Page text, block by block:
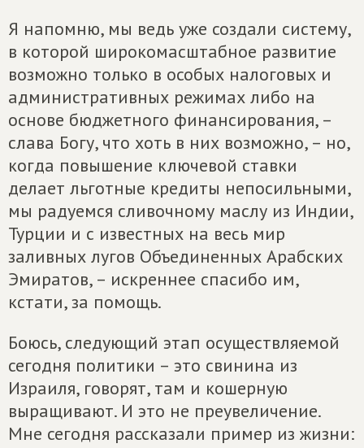
Я напомню, мы ведь уже создали систему,
в которой широкомасштабное развитие
возможно только в особых налоговых и
административных режимах либо на
основе бюджетного финансирования, –
слава Богу, что хоть в них возможно, – но,
когда повышение ключевой ставки
делает льготные кредиты непосильными,
мы радуемся сливочному маслу из Индии,
Турции и с известных на весь мир
заливных лугов Объединенных Арабских
Эмиратов, – искреннее спасибо им,
кстати, за помощь.
Боюсь, следующий этап осуществляемой
сегодня политики – это свинина из
Израиля, говорят, там и кошерную
выращивают. И это не преувеличение.
Мне сегодня рассказали пример из жизни: